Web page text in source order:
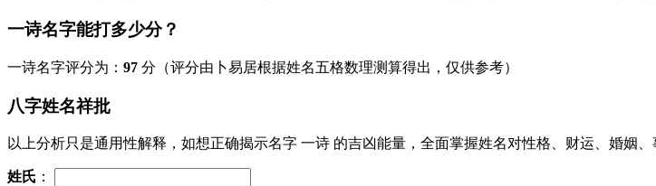
一诗名字能打多少分？
一诗名字评分为： 97 分（评分由卜易居根据姓名五格数理测算得出，仅供参考）
八字姓名祥批
以上分析只是通用性解释，如想正确揭示名字 一诗 的吉凶能量，全面掌握姓名对性格、财运、婚姻
姓氏 ：